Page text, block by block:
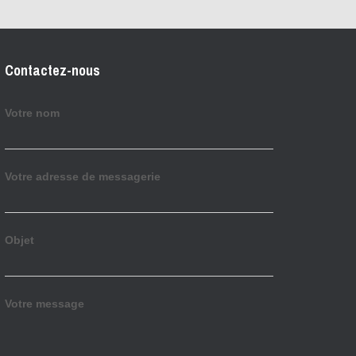
Contactez-nous
Votre nom
Votre adresse de messagerie
Objet
Votre message